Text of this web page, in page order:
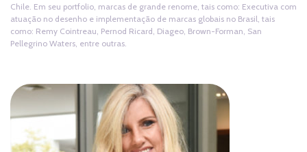
Chile. Em seu portfolio, marcas de grande renome, tais como: Executiva com
atuação no desenho e implementação de marcas globais no Brasil, tais
como: Remy Cointreau, Pernod Ricard, Diageo, Brown-Forman, San
Pellegrino Waters, entre outras.